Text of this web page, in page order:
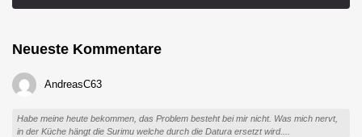
Neueste Kommentare
AndreasC63
Habe meine heute bekommen, das Problem besteht bei mir nicht. Was mich nervt,
in der Küche hängt die Surimu welche durch die Datura ersetzt wird....